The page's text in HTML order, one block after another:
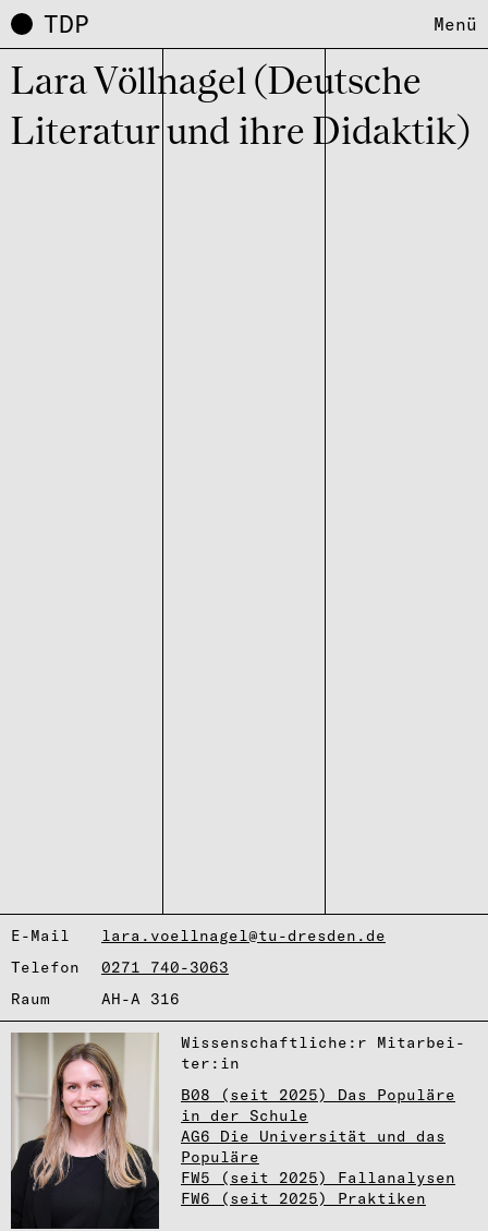
TDP Menü
Lara Völl­na­gel (Deutsche
Literatur und ihre Didaktik)
E-Mail
lara.voellnagel@tu-dresden.de
Telefon
0271 740-3063
Raum
AH-A 316
Wissen­schaft­li­che:r Mita­r­bei­
ter:in
B08 (seit 2025) Das Populäre
in der Schule
AG6 Die Universität und das
Populäre
FW5 (seit 2025) Fallanalysen
FW6 (seit 2025) Praktiken